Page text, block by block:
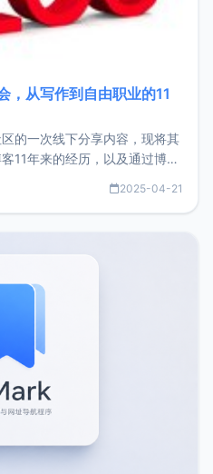
，从写作到自由职业的11
的一次线下分享内容，现将其
11年来的经历，以及通过博客
数据和产品现状。自我介绍大
2025-04-21